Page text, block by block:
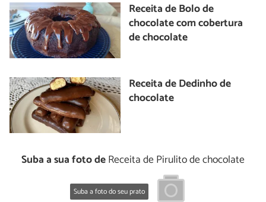
Receita de Bolo de
chocolate com cobertura
de chocolate
Receita de Dedinho de
chocolate
Suba a sua foto deReceita de Pirulito de chocolate
Suba a foto do seu prato